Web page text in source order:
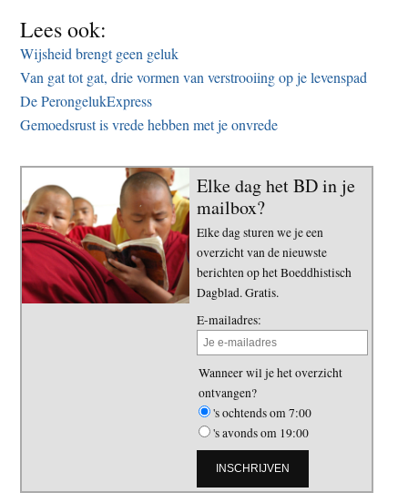
Lees ook:
Wijsheid brengt geen geluk
Van gat tot gat, drie vormen van verstrooiing op je levenspad
De PerongelukExpress
Gemoedsrust is vrede hebben met je onvrede
Elke dag het BD in je
mailbox?
Elke dag sturen we je een
overzicht van de nieuwste
berichten op het Boeddhistisch
Dagblad. Gratis.
E-mailadres:
Wanneer wil je het overzicht
ontvangen?
's ochtends om 7:00
's avonds om 19:00